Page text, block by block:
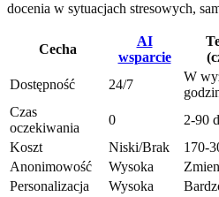
docenia w sytuacjach stresowych,
Cecha
AI
wsparcie
Dostępność
24/7
W
Czas
oczekiwania
0 2-90
Koszt
Niski/Brak 170-
Anonimowość
Wysoka
Personalizacja
Wysoka